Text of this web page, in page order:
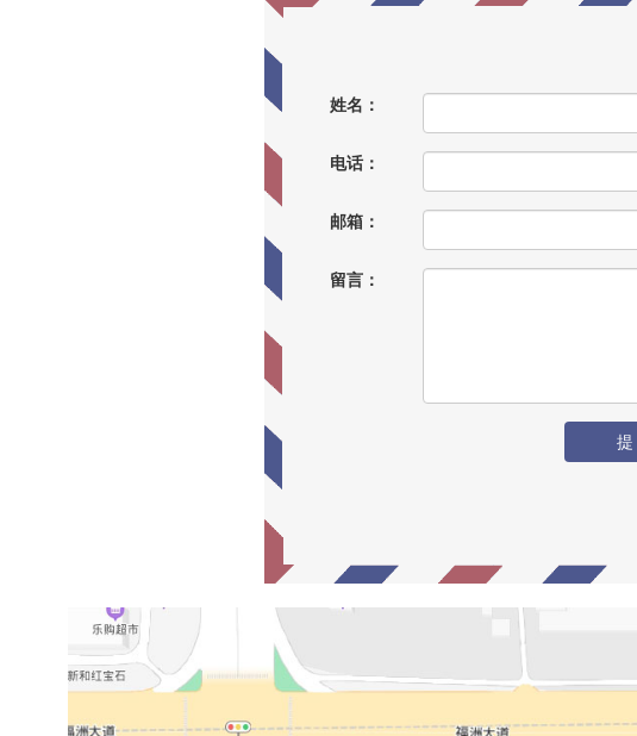
姓名：
电话：
邮箱：
留言：